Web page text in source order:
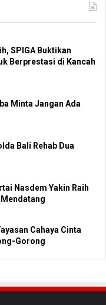
SPIGA Buktikan
Berprestasi di Kancah
Minta Jangan Ada
Bali Rehab Dua
Nasdem Yakin Raih
Cahaya Cinta
Gorong